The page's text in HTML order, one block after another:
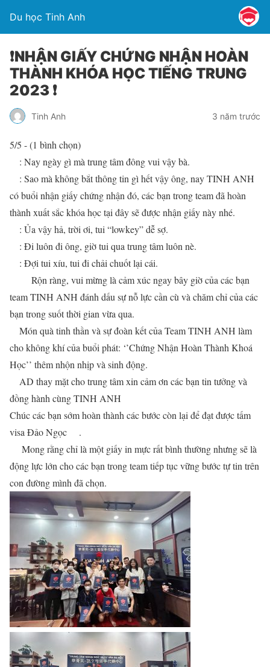
Du học Tinh Anh
❗️NHẬN GIẤY CHỨNG NHẬN HOÀN
THÀNH KHÓA HỌC TIẾNG TRUNG
2023 ❗️
Tinh Anh 3 năm trước
5/5 - (1 bình chọn)
: Nay ngày gì mà trung tâm đông vui vậy bà.
: Sao mà không bắt thông tin gì hết vậy ông, nay TINH ANH
có buổi nhận giấy chứng nhận đó, các bạn trong team đã hoàn
thành xuất sắc khóa học tại đây sẽ được nhận giấy này nhé.
: Ủa vậy hả, trời ơi, tui “lowkey” dễ sợ.
: Đi luôn đi ông, giờ tui qua trung tâm luôn nè.
: Đợi tui xíu, tui đi chải chuốt lại cái.
Rộn ràng, vui mừng là cảm xúc ngay bây giờ của các bạn
team TINH ANH đánh dấu sự nỗ lực cần cù và chăm chỉ của các
bạn trong suốt thời gian vừa qua.
Món quà tinh thần và sự đoàn kết của Team TINH ANH làm
cho không khí của buổi phát: ‘’Chứng Nhận Hoàn Thành Khoá
Học’’ thêm nhộn nhịp và sinh động.
AD thay mặt cho trung tâm xin cảm ơn các bạn tin tưởng và
đồng hành cùng TINH ANH
Chúc các bạn sớm hoàn thành các bước còn lại để đạt được tấm
visa Đảo Ngọc
.
Mong rằng chỉ là một giấy in mực rất bình thường nhưng sẽ là
động lực lớn cho các bạn trong team tiếp tục vững bước tự tin trên
con đường mình đã chọn.